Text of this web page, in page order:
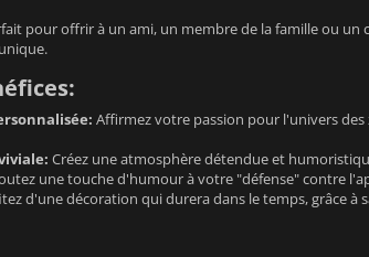
pour offrir à un ami, un membre de la famille ou un
Affirmez votre passion pour l'univers
Créez une atmosphère détendue et
une touche d'humour à votre "défense" contre
d'une décoration qui durera dans le temps, grâce à